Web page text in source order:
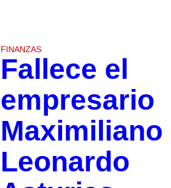
FINANZAS
Fallece el
empresario
Maximiliano
Leonardo